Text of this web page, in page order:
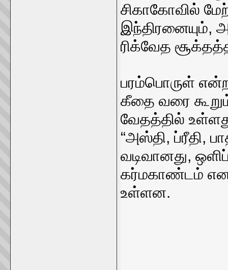
சிகாகோவில்
இந்திரனையும்,
ரிக்வேத
பரம்பொருள்
கீதை வரை
வேதத்தில்
“அஸ்தி, ப்ரீதி,
வடிவானது,
கர்மகாண்டம்
உள்ளன.